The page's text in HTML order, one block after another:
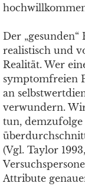
Der „gesunden“
realistisch und
Realität. Wer
symptomfreien
an
verwundern.
tun, demzufolge
(Vgl. Taylor
Attribute